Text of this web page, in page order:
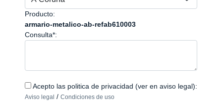
Producto:
armario-metalico-ab-refab610003
Consulta*:
Acepto las politica de privacidad (ver en aviso legal):
Aviso legal / Condiciones de uso